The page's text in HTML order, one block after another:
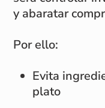
y abaratar
Por ello:
Evita
plato